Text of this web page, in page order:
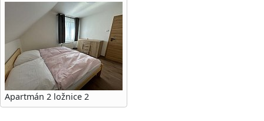
Apartmán 2 ložnice 2